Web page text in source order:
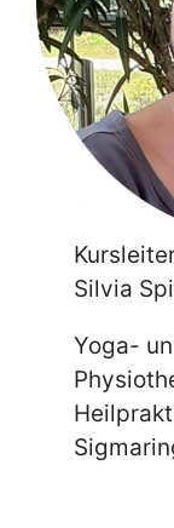
Silvia
Yoga-